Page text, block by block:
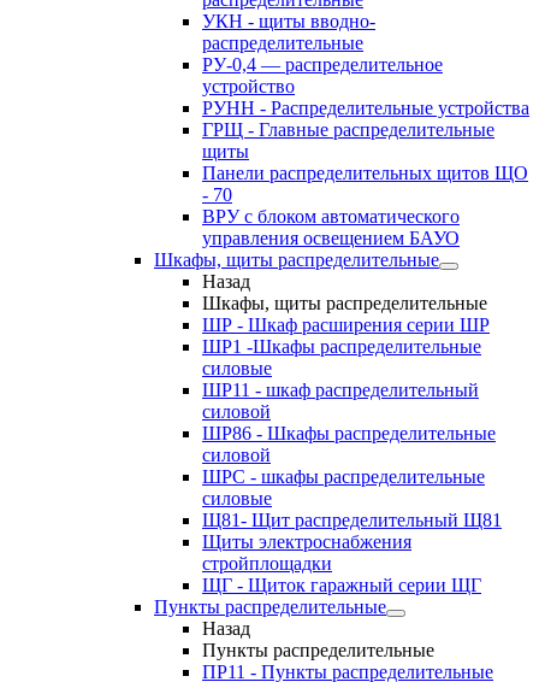
УКН - щиты вводно-
распределительные
РУ-0,4 — распределительное
устройство
РУНН - Распределительные устройства
ГРЩ - Главные распределительные
щиты
Панели распределительных щитов ЩО
- 70
ВРУ с блоком автоматического
управления освещением БАУО
Шкафы, щиты распределительные
Назад
Шкафы, щиты распределительные
ШР - Шкаф расширения серии ШР
ШР1 -Шкафы распределительные
силовые
ШР11 - шкаф распределительный
силовой
ШР86 - Шкафы распределительные
силовой
ШРС - шкафы распределительные
силовые
Щ81- Щит распределительный Щ81
Щиты электроснабжения
стройплощадки
ЩГ - Щиток гаражный серии ЩГ
Пункты распределительные
Назад
Пункты распределительные
ПР11 - Пункты распределительные